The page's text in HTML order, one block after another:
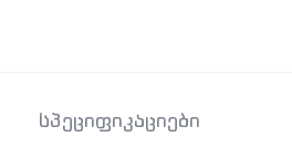
სპეციფიკაციები